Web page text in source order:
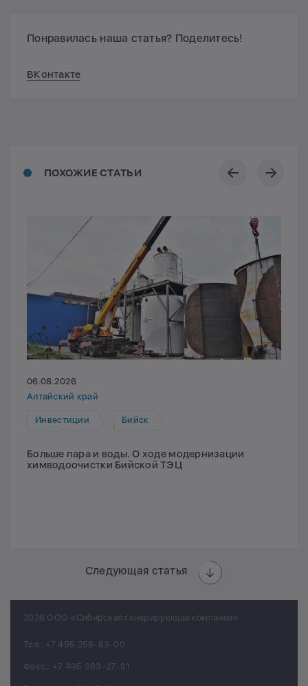
Понравилась наша статья? Поделитесь!
ВКонтакте
ПОХОЖИЕ СТАТЬИ
06.08.2026
Алтайский край
Инвестиции Бийск
Больше пара и воды. О ходе модернизации
химводоочистки Бийской ТЭЦ
Следующая статья
2026 ООО «Сибирская генерирующая компания»
Тел.: +7 495 258-83-00
Факс.: +7 495 363-27-81